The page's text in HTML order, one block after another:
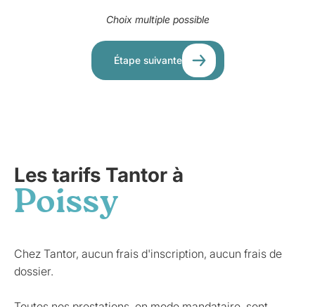
Choix multiple possible
Étape suivante
Les tarifs Tantor à
Poissy
Chez Tantor, aucun frais d'inscription, aucun frais de
dossier.